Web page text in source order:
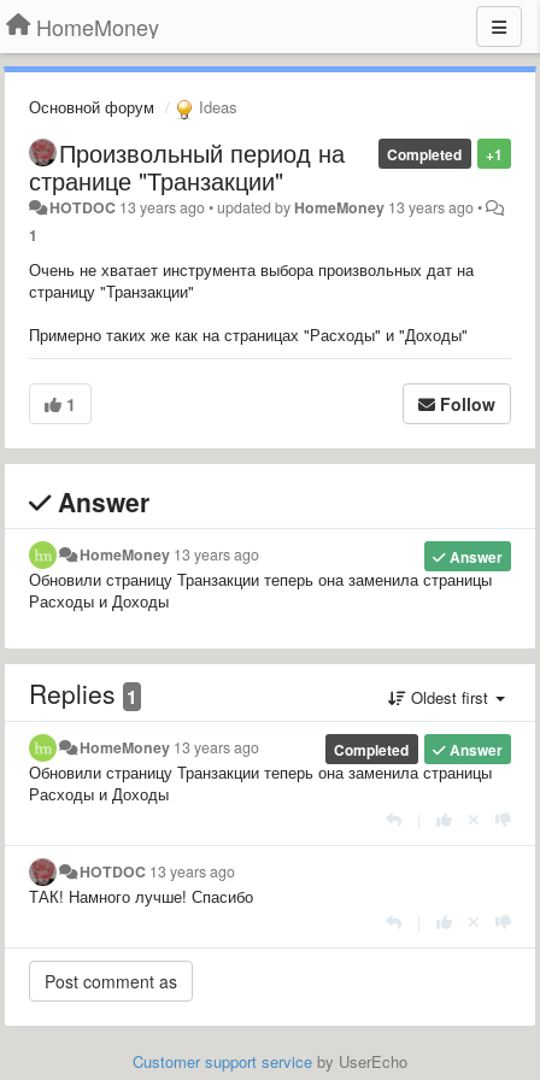
HomeMoney
Основной форум Ideas
+1
Completed
Произвольный период на
странице "Транзакции"
HOTDOC 13 years ago•updated by HomeMoney 13 years ago•
1
Очень не хватает инструмента выбора произвольных дат на
страницу "Транзакции"
Примерно таких же как на страницах "Расходы" и "Доходы"
1 Follow
Answer
Answer
HomeMoney 13 years ago
Обновили страницу Транзакции теперь она заменила страницы
Расходы и Доходы
Replies 1 Oldest first
Answer
Completed
HomeMoney 13 years ago
Обновили страницу Транзакции теперь она заменила страницы
Расходы и Доходы
HOTDOC 13 years ago
ТАК! Намного лучше! Спасибо
Customer support service by UserEcho